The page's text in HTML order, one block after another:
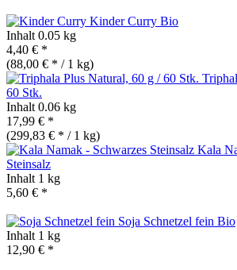
Kinder Curry Bio
Inhalt 0.05 kg
4,40 € *
(88,00 € * / 1 kg)
60 Stk.
Inhalt 0.06 kg
17,99 € *
(299,83 € * / 1 kg)
Kala
Steinsalz
Inhalt 1 kg
5,60 € *
Soja Schnetzel fein Bio
Inhalt 1 kg
12,90 € *